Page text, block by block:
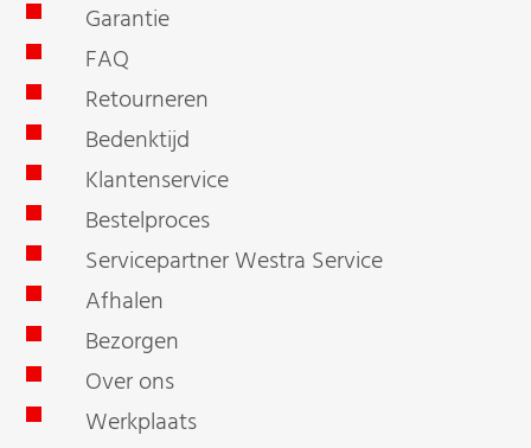
Garantie
FAQ
Retourneren
Bedenktijd
Klantenservice
Bestelproces
Servicepartner Westra Service
Afhalen
Bezorgen
Over ons
Werkplaats